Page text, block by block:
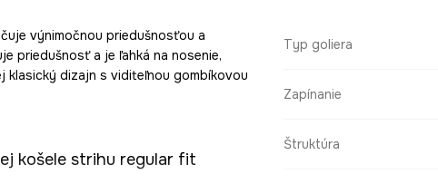
výnimočnou priedušnosťou a
priedušnosť a je ľahká na nosenie,
klasický dizajn s viditeľnou gombíkovou
košele strihu regular fit
Typ goliera
Zapínanie
Štruktúra